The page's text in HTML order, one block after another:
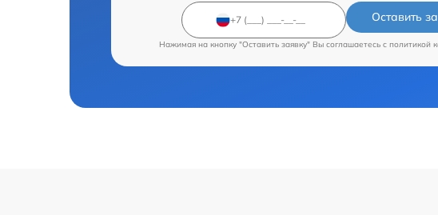
Оставить
Нажимая на кнопку "Оставить заявку" Вы соглашаетесь c политикой